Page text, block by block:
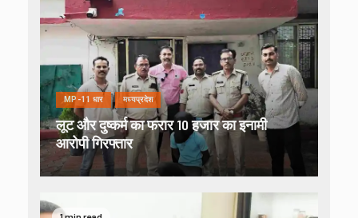
MP-11 धार मध्यप्रदेश
लूट और दुष्कर्म का फरार 10 हजार का इनामी
आरोपी गिरफ्तार